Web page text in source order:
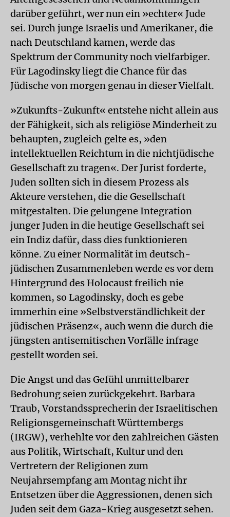
darüber geführt, wer nun ein »echter« Jude
sei. Durch junge Israelis und Amerikaner, die
nach Deutschland kamen, werde das
Spektrum der Community noch vielfarbiger.
Für Lagodinsky liegt die Chance für das
Jüdische von morgen genau in dieser Vielfalt.
»Zukunfts-Zukunft« entstehe nicht allein aus
der Fähigkeit, sich als religiöse Minderheit zu
behaupten, zugleich gelte es, »den
intellektuellen Reichtum in die nichtjüdische
Gesellschaft zu tragen«. Der Jurist forderte,
Juden sollten sich in diesem Prozess als
Akteure verstehen, die die Gesellschaft
mitgestalten. Die gelungene Integration
junger Juden in die heutige Gesellschaft sei
ein Indiz dafür, dass dies funktionieren
könne. Zu einer Normalität im deutsch-
jüdischen Zusammenleben werde es vor dem
Hintergrund des Holocaust freilich nie
kommen, so Lagodinsky, doch es gebe
immerhin eine »Selbstverständlichkeit der
jüdischen Präsenz«, auch wenn die durch die
jüngsten antisemitischen Vorfälle infrage
gestellt worden sei.
Die Angst und das Gefühl unmittelbarer
Bedrohung seien zurückgekehrt. Barbara
Traub, Vorstandssprecherin der Israelitischen
Religionsgemeinschaft Württembergs
(IRGW), verhehlte vor den zahlreichen Gästen
aus Politik, Wirtschaft, Kultur und den
Vertretern der Religionen zum
Neujahrsempfang am Montag nicht ihr
Entsetzen über die Aggressionen, denen sich
Juden seit dem Gaza-Krieg ausgesetzt sehen.